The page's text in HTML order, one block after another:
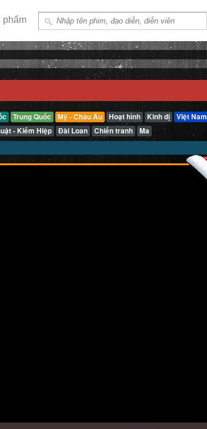
phẩm
Trung Quốc Mỹ - Châu Âu Hoạt hình Kinh dị
Việt Nam
- Kiếm Hiệp Đài Loan Chiến tranh Ma